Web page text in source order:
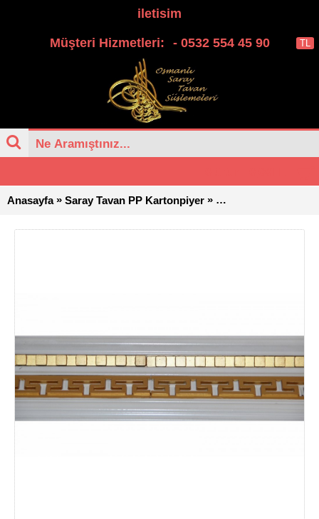
iletisim
TL
Müşteri Hizmetleri: - 0532 554 45 90
Anasayfa » Saray Tavan PP Kartonpiyer » Osmanli Saray